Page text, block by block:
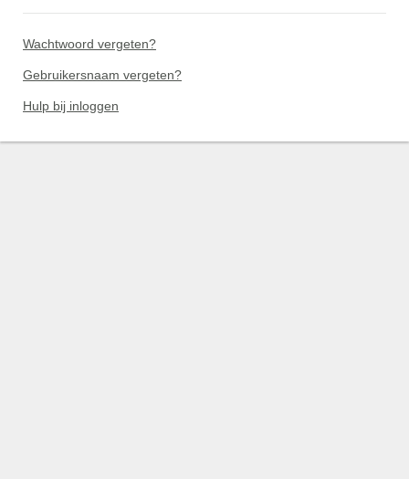
Wachtwoord vergeten?
Gebruikersnaam vergeten?
Hulp bij inloggen